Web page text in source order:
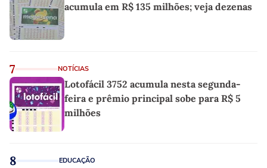
acumula em R$ 135 milhões; veja dezenas
7 NOTÍCIAS
Lotofácil 3752 acumula nesta segunda-
feira e prêmio principal sobe para R$ 5
milhões
8 EDUCAÇÃO